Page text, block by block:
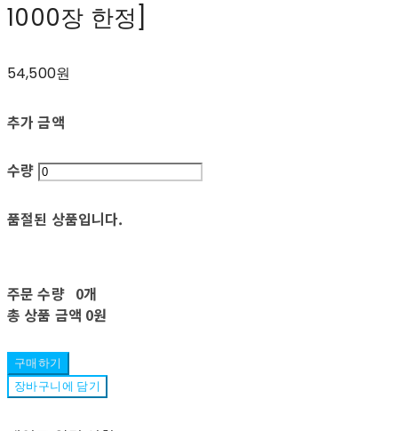
1000장 한정]
54,500원
추가 금액
수량
품절된 상품입니다.
주문 수량 0개
총 상품 금액 0원
구매하기
장바구니에 담기